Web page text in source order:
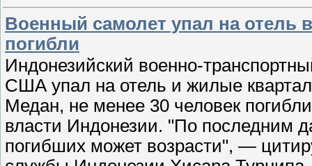
Военный самолет упал на отель
погибли
Индонезийский военно-
США упал на отель и жилые
Медан, не менее 30 человек
власти Индонезии. "По последним
погибших может возрасти", —